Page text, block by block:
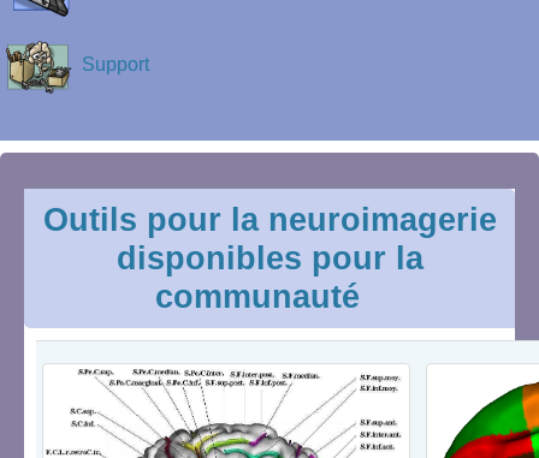
Support
Outils pour la neuroimagerie
disponibles pour la
communauté